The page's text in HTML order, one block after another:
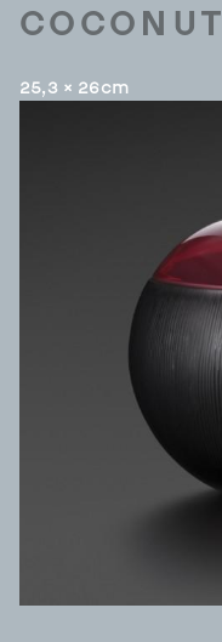
COCONUT
25,3 × 26cm